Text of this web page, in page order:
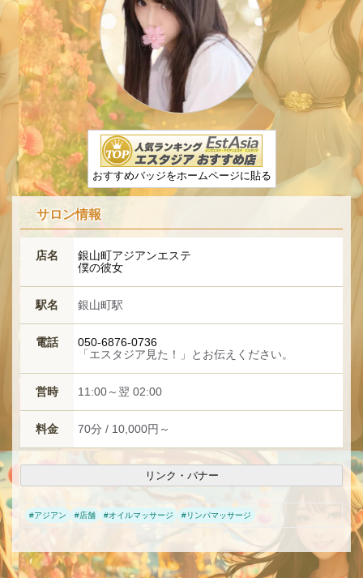
おすすめバッジをホームページに貼る
サロン情報
店名
銀山町アジアンエステ
僕の彼女
駅名 銀山町駅
電話
050-6876-0736
「エスタジア見た！」とお伝えください。
営時 11:00～翌 02:00
料金 70分 / 10,000円～
リンク・バナー
#アジアン #店舗 #オイルマッサージ #リンパマッサージ